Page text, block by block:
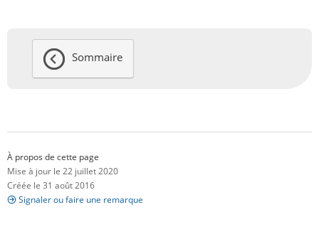
Sommaire
À propos de cette page
Mise à jour le 22 juillet 2020
Créée le 31 août 2016
Signaler ou faire une remarque